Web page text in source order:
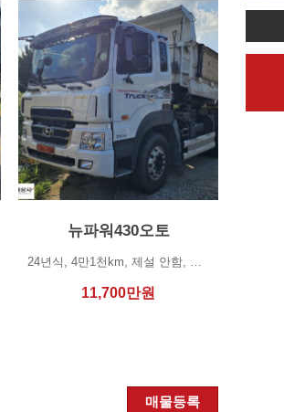
뉴파워430오토
24년식, 4만1천km, 제설 안함, 오토미션, 하독스 보강, 상태 특☆ 연락처 : 010…
11,700만원
매물등록